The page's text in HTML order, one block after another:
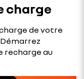
charge
de votre
recharge au